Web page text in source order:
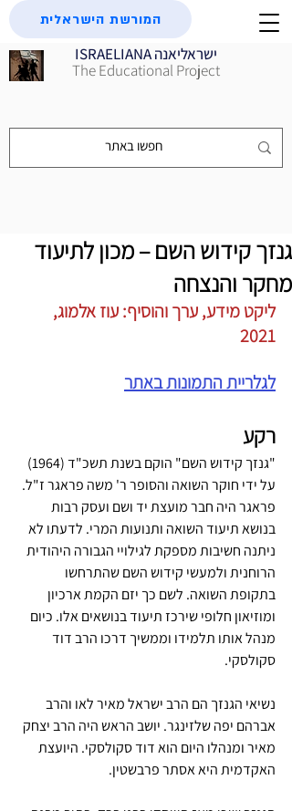
ISRAELIANA ישראליאנה
The Educational Project
המורשת הישראלית
גנזך קידוש השם – מכון לתיעוד
מחקר והנצחה
ליקט מידע, ערך והוסיף: עוז אלמוג,
2021
לגלריית התמונות באתר
רקע
"גנזך קידוש השם" הוקם בשנת תשכ"ד (1964)
על ידי חוקר השואה והסופר ר' משה פראגר ז"ל.
פראגר היה חבר מועצת יד ושם ועסק רבות
בנושא תיעוד השואה ותנועות המרי. לדעתו לא
ניתנה חשיבות מספקת לגילויי הגבורה היהודית
הרוחנית ולמעשי קידוש השם שהתרחשו
בתקופת השואה. לשם כך יזם הקמת ארכיון
ומוזיאון חלופי שירכז תיעוד בנושאים אלו. כיום
מנהל אותו תלמידו וממשיך דרכו הרב דוד
סקולסקי.
נשיאי הגנזך הם הרב ישראל מאיר לאו והרב
אברהם יפה שלזינגר. יושב הראש היה הרב יצחק
מאיר ומנהלו היום הוא דוד סקולסקי. היועצת
האקדמית היא אסתר פרבשטין.